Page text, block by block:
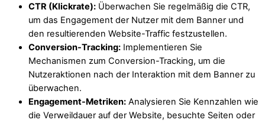
CTR (Klickrate): Überwachen Sie regelmäßig die CTR,
um das Engagement der Nutzer mit dem Banner und
den resultierenden Website-Traffic festzustellen.
Conversion-Tracking: Implementieren Sie
Mechanismen zum Conversion-Tracking, um die
Nutzeraktionen nach der Interaktion mit dem Banner zu
überwachen.
Engagement-Metriken: Analysieren Sie Kennzahlen wie
die Verweildauer auf der Website, besuchte Seiten oder